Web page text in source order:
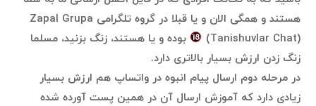
هستند و همگی الان و یا قبلا در گروه تلگرامی Zapal Grupa
(Tanishuvlar Chat) بوده و یا هستند، زنگ بزنید، مسلما
زنگ زدن ارزش بسیار بالاتری دارد.
در مرحله دوم ارسال پیام انبوه در واتساپ هم ارزش بسیار
زیادی دارد که آموزش ارسال آن در همین پست آورده شده